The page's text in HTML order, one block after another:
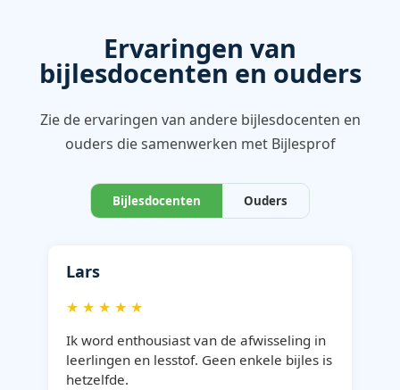
Ervaringen van
bijlesdocenten en ouders
Zie de ervaringen van andere bijlesdocenten en
ouders die samenwerken met Bijlesprof
Bijlesdocenten Ouders
Lars
★ ★ ★ ★ ★
Ik word enthousiast van de afwisseling in
leerlingen en lesstof. Geen enkele bijles is
hetzelfde.